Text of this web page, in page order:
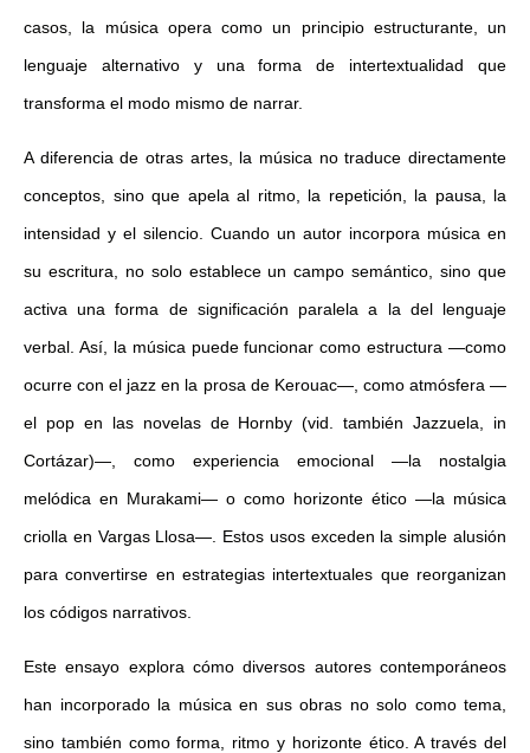
casos, la música opera como un principio estructurante, un
lenguaje alternativo y una forma de intertextualidad que
transforma el modo mismo de narrar.
A diferencia de otras artes, la música no traduce directamente
conceptos, sino que apela al ritmo, la repetición, la pausa, la
intensidad y el silencio. Cuando un autor incorpora música en
su escritura, no solo establece un campo semántico, sino que
activa una forma de significación paralela a la del lenguaje
verbal. Así, la música puede funcionar como estructura —como
ocurre con el jazz en la prosa de Kerouac—, como atmósfera —
el pop en las novelas de Hornby (vid.tambiénJazzuela, in
Cortázar)—, como experiencia emocional —la nostalgia
melódica en Murakami— o como horizonte ético —la música
criolla en Vargas Llosa—. Estos usos exceden la simple alusión
para convertirse en estrategias intertextuales que reorganizan
los códigos narrativos.
Este ensayo explora cómo diversos autores contemporáneos
han incorporado la música en sus obras no solo como tema,
sino también como forma, ritmo y horizonte ético. A través del